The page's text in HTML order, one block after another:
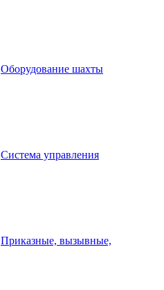
Оборудование шахты
Система управления
Приказные, вызывные,